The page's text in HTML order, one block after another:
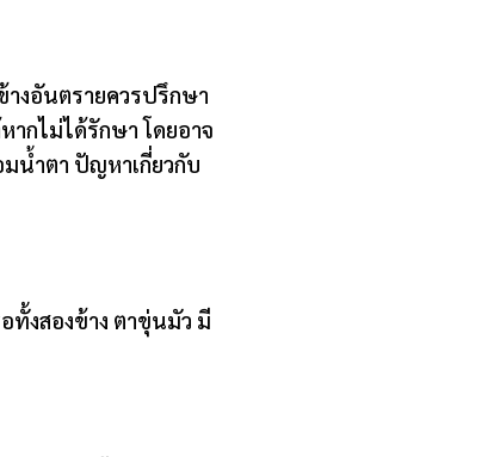
งอันตรายควรปรึกษา
กไม่ได้รักษา โดยอาจ
มน้ำตา ปัญหาเกี่ยวกับ
ทั้งสองข้าง ตาขุ่นมัว มี